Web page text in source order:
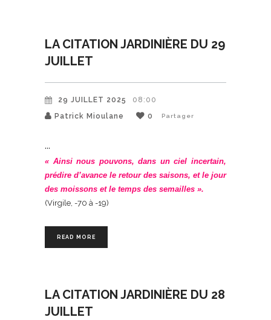
LA CITATION JARDINIÈRE DU 29
JUILLET
29 JUILLET 2025
08:00
Patrick Mioulane
0 Partager
« Ainsi nous pouvons, dans un ciel incertain,
prédire d’avance le retour des saisons, et le jour
des moissons et le temps des semailles ».
(Virgile, -70 à -19)
READ MORE
LA CITATION JARDINIÈRE DU 28
JUILLET